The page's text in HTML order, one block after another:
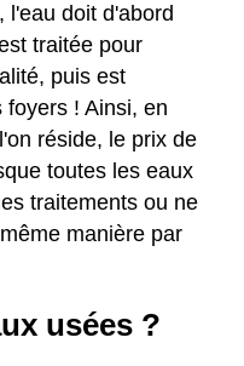
l'eau doit d'abord
traitée pour
puis est
! Ainsi, en
réside, le prix de
toutes les eaux
traitements ou ne
manière par
usées ?